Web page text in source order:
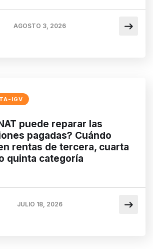
AGOSTO 3, 2026
IGV
puede reparar las
pagadas? Cuándo
rentas de tercera, cuarta
quinta categoría
JULIO 18, 2026